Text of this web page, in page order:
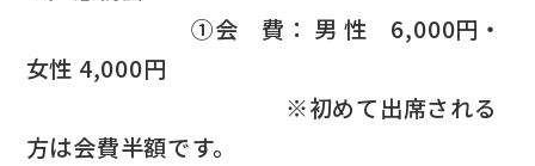
①会 費： 男 性 6,000円・
女性 4,000円
※初めて出席される
方は会費半額です。